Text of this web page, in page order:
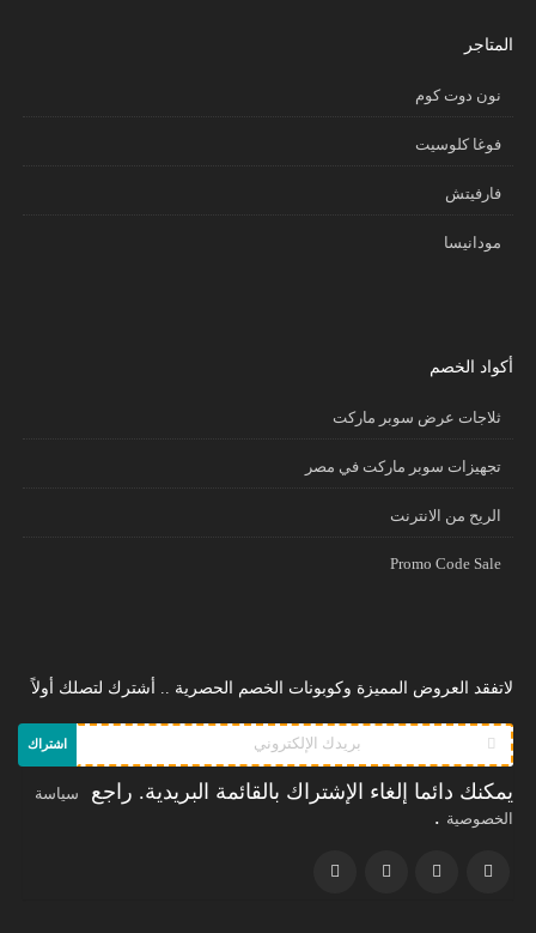
المتاجر
نون دوت كوم
فوغا كلوسيت
فارفيتش
مودانيسا
أكواد الخصم
ثلاجات عرض سوبر ماركت
تجهيزات سوبر ماركت في مصر
الريح من الانترنت
Promo Code Sale
لاتفقد العروض المميزة وكوبونات الخصم الحصرية .. أشترك لتصلك أولاً
اشتراك
يمكنك دائما إلغاء الإشتراك بالقائمة البريدية. راجع
سياسة
الخصوصية .